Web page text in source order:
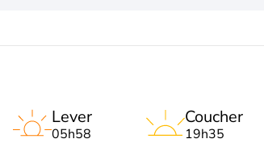
Lever
05h58
Coucher
19h35